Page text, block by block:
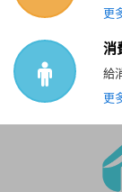
更
消
給
更